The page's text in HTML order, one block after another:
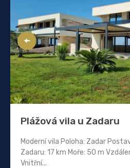
Plážová vila u Zadaru
Moderní vila Poloha: Zadar
Zadaru: 17 km Moře: 50 m
Vnitřní...